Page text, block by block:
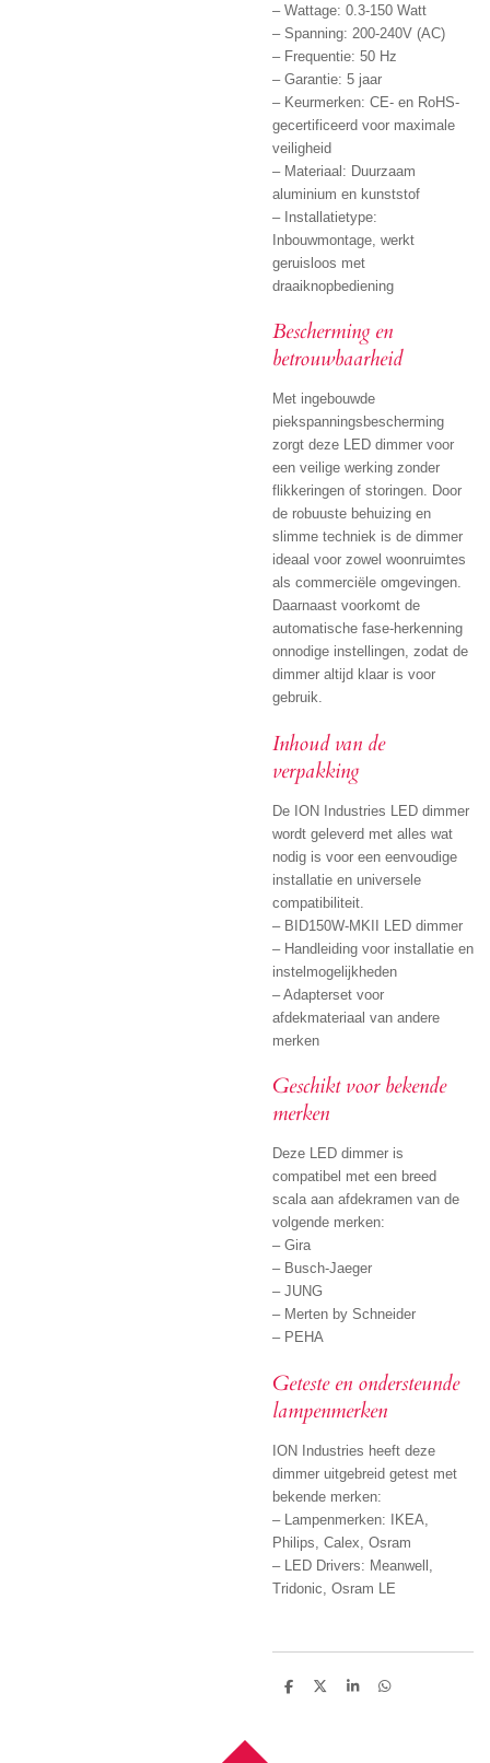
– Wattage: 0.3-150 Watt
– Spanning: 200-240V (AC)
– Frequentie: 50 Hz
– Garantie: 5 jaar
– Keurmerken: CE- en RoHS-
gecertificeerd voor maximale
veiligheid
– Materiaal: Duurzaam
aluminium en kunststof
– Installatietype:
Inbouwmontage, werkt
geruisloos met
draaiknopbediening
Bescherming en
betrouwbaarheid
Met ingebouwde
piekspanningsbescherming
zorgt deze LED dimmer voor
een veilige werking zonder
flikkeringen of storingen. Door
de robuuste behuizing en
slimme techniek is de dimmer
ideaal voor zowel woonruimtes
als commerciële omgevingen.
Daarnaast voorkomt de
automatische fase-herkenning
onnodige instellingen, zodat de
dimmer altijd klaar is voor
gebruik.
Inhoud van de
verpakking
De ION Industries LED dimmer
wordt geleverd met alles wat
nodig is voor een eenvoudige
installatie en universele
compatibiliteit.
– BID150W-MKII LED dimmer
– Handleiding voor installatie en
instelmogelijkheden
– Adapterset voor
afdekmateriaal van andere
merken
Geschikt voor bekende
merken
Deze LED dimmer is
compatibel met een breed
scala aan afdekramen van de
volgende merken:
– Gira
– Busch-Jaeger
– JUNG
– Merten by Schneider
– PEHA
Geteste en ondersteunde
lampenmerken
ION Industries heeft deze
dimmer uitgebreid getest met
bekende merken:
– Lampenmerken: IKEA,
Philips, Calex, Osram
– LED Drivers: Meanwell,
Tridonic, Osram LE
D
D
S
D